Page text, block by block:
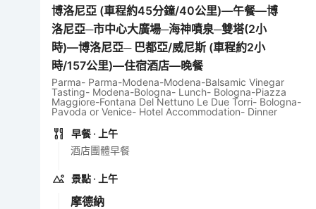
博洛尼亞 (車程約45分鐘/40公里)—午餐—博
洛尼亞─市中心大廣場─海神噴泉─雙塔(2小
時)—博洛尼亞─ 巴都亞/威尼斯 (車程約2小
時/157公里)—住宿酒店—晚餐
Parma- Parma-Modena-Modena-Balsamic Vinegar
Tasting- Modena-Bologna- Lunch- Bologna-Piazza
Maggiore-Fontana Del Nettuno Le Due Torri- Bologna-
Pavoda or Venice- Hotel Accommodation- Dinner
早餐 · 上午
酒店團體早餐
景點 · 上午
摩德納